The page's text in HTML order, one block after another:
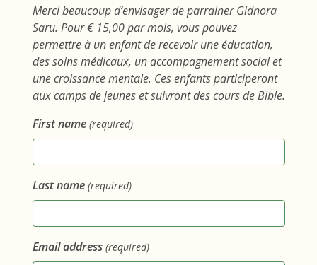
Merci beaucoup d’envisager de parrainer Gidnora
Saru. Pour € 15,00 par mois, vous pouvez
permettre à un enfant de recevoir une éducation,
des soins médicaux, un accompagnement social et
une croissance mentale. Ces enfants participeront
aux camps de jeunes et suivront des cours de Bible.
First name (required)
Last name (required)
Email address (required)